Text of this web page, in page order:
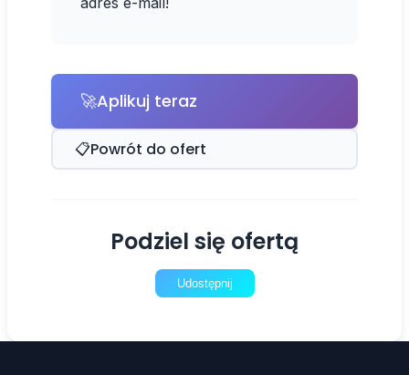
🚀Aplikuj teraz
📋Powrót do ofert
Podziel się ofertą
Udostępnij